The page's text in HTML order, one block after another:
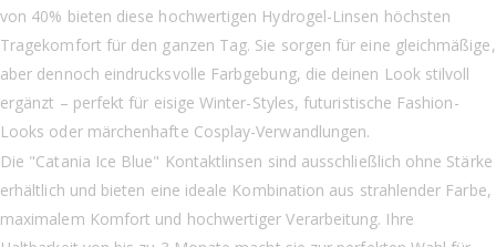
von 40% bieten diese hochwertigen Hydrogel-Linsen höchsten
Tragekomfort für den ganzen Tag. Sie sorgen für eine gleichmäßige,
aber dennoch eindrucksvolle Farbgebung, die deinen Look stilvoll
ergänzt – perfekt für eisige Winter-Styles, futuristische Fashion-
Looks oder märchenhafte Cosplay-Verwandlungen.
Die "Catania Ice Blue" Kontaktlinsen sind ausschließlich ohne Stärke
erhältlich und bieten eine ideale Kombination aus strahlender Farbe,
maximalem Komfort und hochwertiger Verarbeitung. Ihre